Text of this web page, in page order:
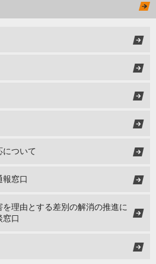
について
報窓口
理由とする差別の解消の推進に
窓口